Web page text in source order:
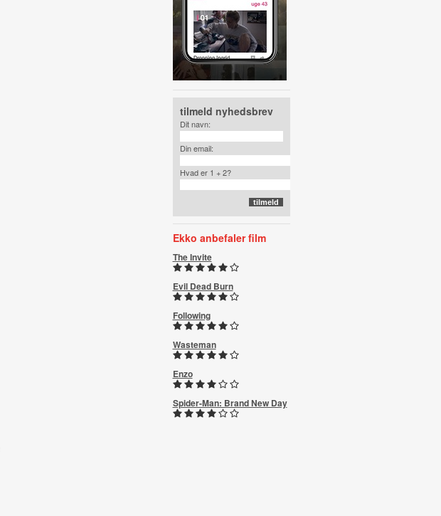
tilmeld nyhedsbrev
Dit navn:
Din email:
Hvad er 1 + 2?
Ekko anbefaler film
The Invite
Evil Dead Burn
Following
Wasteman
Enzo
Spider-Man: Brand New Day